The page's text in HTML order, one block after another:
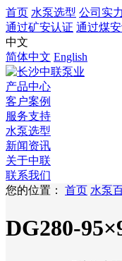
首页 水泵选型 公司实力
通过矿安认证 通过煤
中文
简体中文 English
产品中心
客户案例
服务支持
水泵选型
新闻资讯
关于中联
联系我们
您的位置： 首页 水泵
DG280-